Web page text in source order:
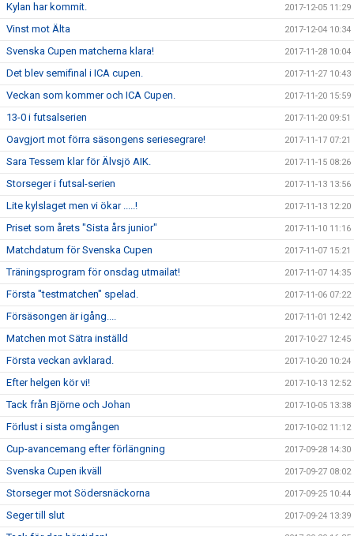
Kylan har kommit. 2017-12-05 11:29
Vinst mot Älta 2017-12-04 10:34
Svenska Cupen matcherna klara! 2017-11-28 10:04
Det blev semifinal i ICA cupen. 2017-11-27 10:43
Veckan som kommer och ICA Cupen. 2017-11-20 15:59
13-0 i futsalserien 2017-11-20 09:51
Oavgjort mot förra säsongens seriesegrare! 2017-11-17 07:21
Sara Tessem klar för Älvsjö AIK. 2017-11-15 08:26
Storseger i futsal-serien 2017-11-13 13:56
Lite kylslaget men vi ökar .....! 2017-11-13 12:20
Priset som årets "Sista års junior" 2017-11-10 11:16
Matchdatum för Svenska Cupen 2017-11-07 15:21
Träningsprogram för onsdag utmailat! 2017-11-07 14:35
Första "testmatchen" spelad. 2017-11-06 07:22
Försäsongen är igång.... 2017-11-01 12:42
Matchen mot Sätra inställd 2017-10-27 12:45
Första veckan avklarad. 2017-10-20 10:24
Efter helgen kör vi! 2017-10-13 12:52
Tack från Björne och Johan 2017-10-05 13:38
Förlust i sista omgången 2017-10-02 11:12
Cup-avancemang efter förlängning 2017-09-28 14:30
Svenska Cupen ikväll 2017-09-27 08:02
Storseger mot Södersnäckorna 2017-09-25 10:44
Seger till slut 2017-09-24 13:39